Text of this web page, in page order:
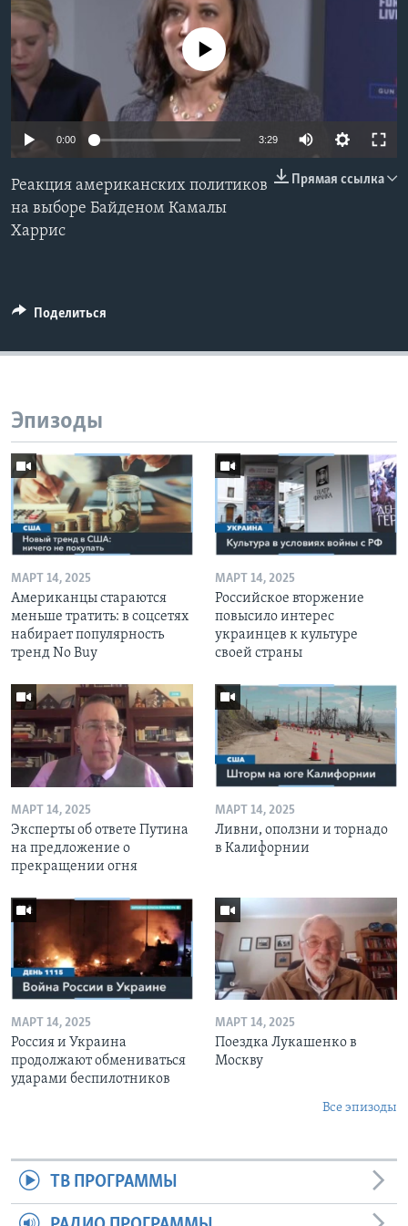
Learning English
СОЦИАЛЬНЫЕ СЕТИ
No media source currently available
0:00 3:29
Прямая ссылка
Реакция американских политиков
на выборе Байденом Камалы
Харрис
Поделиться
Эпизоды
МАРТ 14, 2025
Американцы стараются
меньше тратить: в соцсетях
набирает популярность
тренд No Buy
МАРТ 14, 2025
Российское вторжение
повысило интерес
украинцев к культуре
своей страны
МАРТ 14, 2025
Эксперты об ответе Путина
на предложение о
прекращении огня
МАРТ 14, 2025
Ливни, оползни и торнадо
в Калифорнии
МАРТ 14, 2025
Россия и Украина
продолжают обмениваться
ударами беспилотников
МАРТ 14, 2025
Поездка Лукашенко в
Москву
Все эпизоды
ТВ ПРОГРАММЫ